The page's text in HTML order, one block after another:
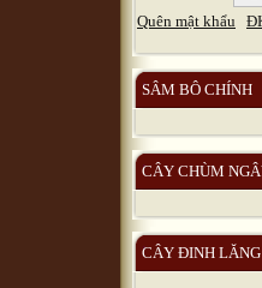
Quên mật khẩu
SÂM BÔ CHÍNH
CÂY CHÙM
CÂY ĐINH LĂNG